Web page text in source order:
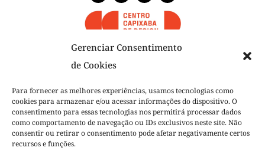
Gerenciar Consentimento
de Cookies
Para fornecer as melhores experiências, usamos tecnologias como
cookies para armazenar e/ou acessar informações do dispositivo. O
consentimento para essas tecnologias nos permitirá processar dados
como comportamento de navegação ou IDs exclusivos neste site. Não
consentir ou retirar o consentimento pode afetar negativamente certos
recursos e funções.
NÓS
NOSSO TIME
O QUE FAZEMOS
PROJETOS